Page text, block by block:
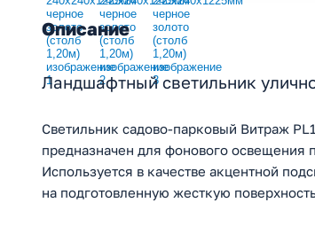
Описание
Ландшафтный светильник
Светильник садово-парковый Витраж
предназначен для фонового освещения
Используется в качестве акцентной
на подготовленную жесткую